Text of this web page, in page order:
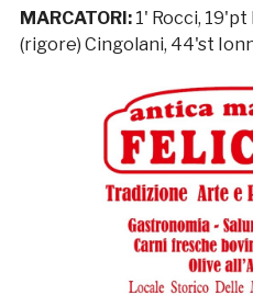
MARCATORI: 1' Rocci,
(rigore) Cingolani, 44'st